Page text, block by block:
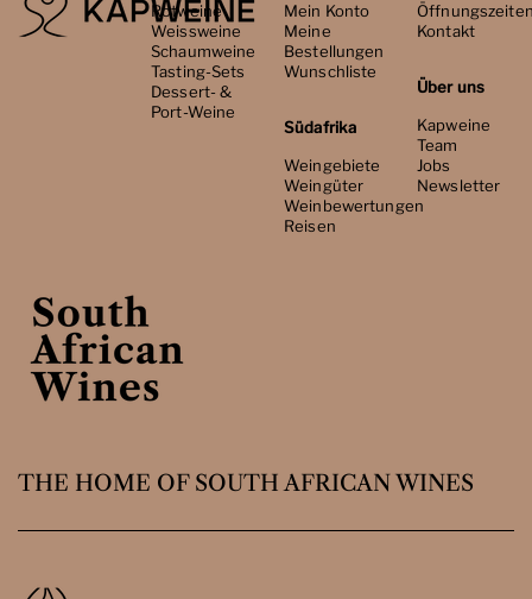
Rotweine
Weissweine
Schaumweine
Tasting-Sets
Dessert- &
Port-Weine
Mein Konto
Meine
Bestellungen
Wunschliste
Südafrika
Weingebiete
Weingüter
Weinbewertungen
Reisen
Kontakt
Über uns
Kapweine
Team
Jobs
Newsletter
THE HOME OF SOUTH AFRICAN WINES